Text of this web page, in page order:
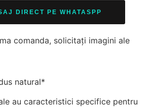
DIRECT PE WHATASPP
comanda, solicitați imagini ale
natural*
au caracteristici specifice pentru